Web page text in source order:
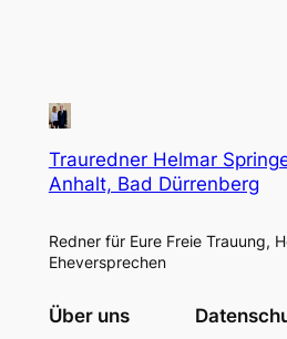
Trauredner Helmar
Anhalt, Bad Dürrenberg
Redner für Eure Freie Trauung,
Eheversprechen
Über uns